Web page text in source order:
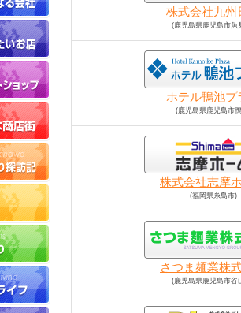
株式会社九州
(鹿児島県鹿児島市魚
ホテル鴨池プ
(鹿児島県鹿児島市
株式会社志摩
(福岡県糸島市)
さつま麺業株
(鹿児島県鹿児島市谷